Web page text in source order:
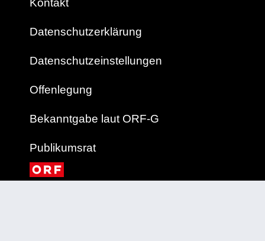
Kontakt
Datenschutzerklärung
Datenschutzeinstellungen
Offenlegung
Bekanntgabe laut ORF-G
Publikumsrat